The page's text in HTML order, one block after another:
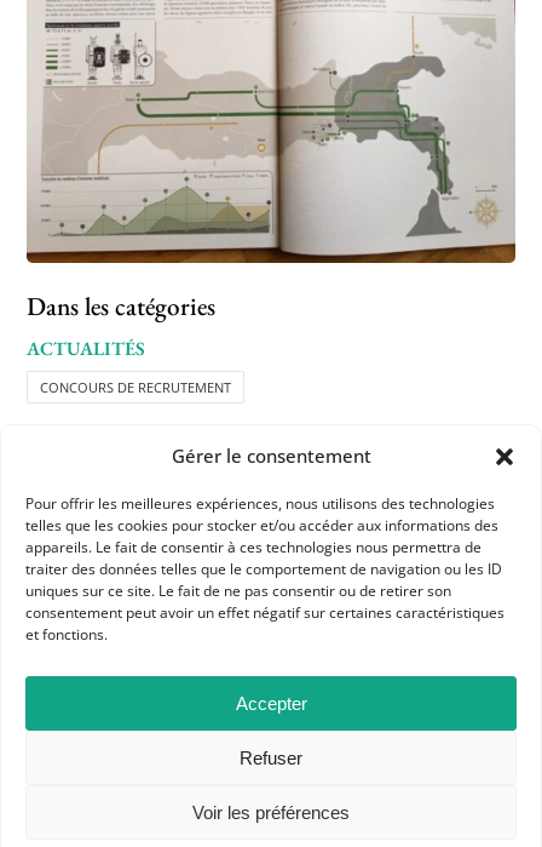
Gérer le consentement
Pour offrir les meilleures expériences, nous utilisons des technologies
telles que les cookies pour stocker et/ou accéder aux informations des
appareils. Le fait de consentir à ces technologies nous permettra de
traiter des données telles que le comportement de navigation ou les ID
uniques sur ce site. Le fait de ne pas consentir ou de retirer son
consentement peut avoir un effet négatif sur certaines caractéristiques
et fonctions.
Accepter
Refuser
Voir les préférences
Dans les catégories
ACTUALITÉS
CONCOURS DE RECRUTEMENT
APHG